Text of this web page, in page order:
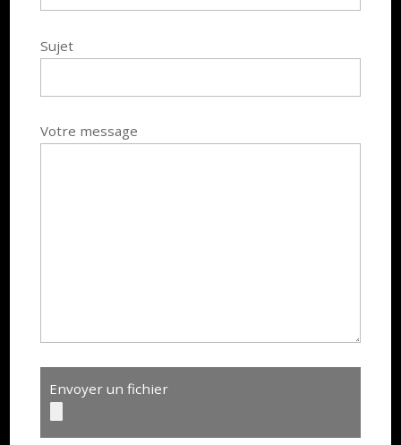
Sujet
Votre message
Envoyer un fichier